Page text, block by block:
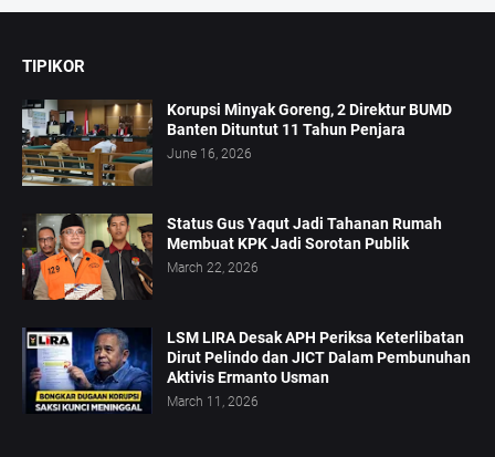
TIPIKOR
Korupsi Minyak Goreng, 2 Direktur BUMD
Banten Dituntut 11 Tahun Penjara
June 16, 2026
Status Gus Yaqut Jadi Tahanan Rumah
Membuat KPK Jadi Sorotan Publik
March 22, 2026
LSM LIRA Desak APH Periksa Keterlibatan
Dirut Pelindo dan JICT Dalam Pembunuhan
Aktivis Ermanto Usman
March 11, 2026